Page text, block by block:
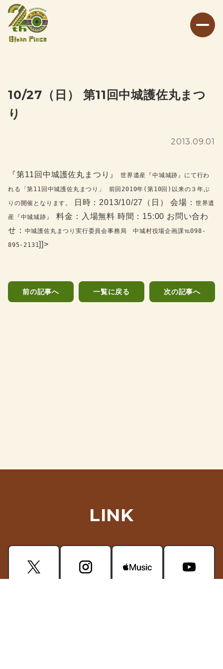
10/27（日） 第11回中城護佐丸まつ
り
2013.09.01
『第11回中城護佐丸まつり』
世界遺産『中城城跡』にて行わ
れる「第11回中城護佐丸まつり」 前回2010年(第10回)以来の３年ぶ
りの開催となります。
日時：2013/10/27（日） 会場： 世界遺
産『中城城跡』料金：入場無料 時間：15:00 お問い合わ
せ： 中城護佐丸まつり実行委員会事務局 中城村役場企画課℡098-
895-2131]]>
前の記事へ 一覧に戻る 次の記事へ
LINK